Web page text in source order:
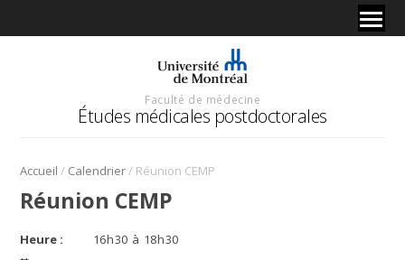
Faculté de médecine
Études médicales postdoctorales
Accueil / Calendrier/ Réunion CEMP
Réunion CEMP
Heure : 16h30 à 18h30